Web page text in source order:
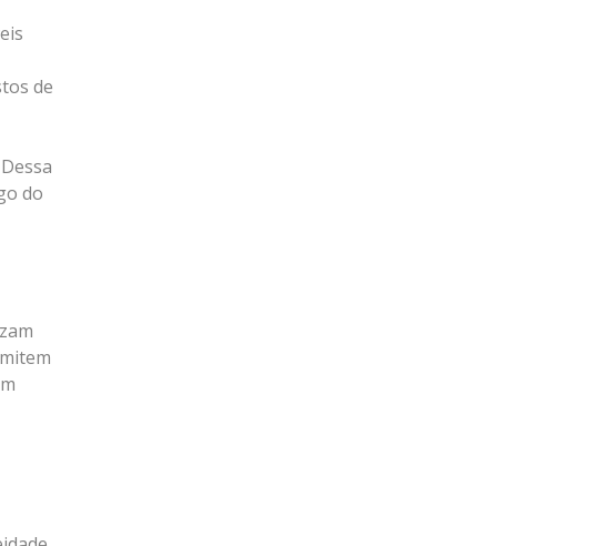
de
do